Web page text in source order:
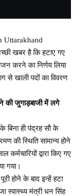
Uttarakhand
खबर है कि हटाए गए
करने का निर्णय लिया
से खाली पदों का विवरण
की जुगाड़बाजी में लगे
बिना ही पंद्रह सौ के
की स्थिति सामान्य होने
द्वारा किए गए
गया।
होने के बाद इन्हें हटा
स्वास्थ्य मंत्री धन सिंह